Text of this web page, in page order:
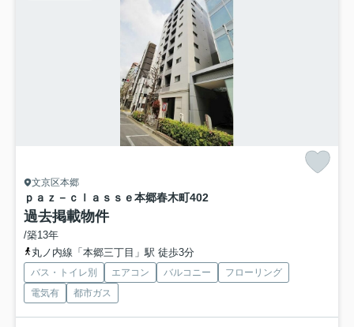
文京区本郷
ｐａｚ－ｃｌａｓｓｅ本郷春木町402
過去掲載物件
/築13年
丸ノ内線「本郷三丁目」駅 徒歩3分
バス・トイレ別 エアコン バルコニー
フローリング
電気有
都市ガス